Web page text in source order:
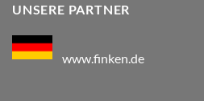
UNSERE PARTNER
www.finken.de